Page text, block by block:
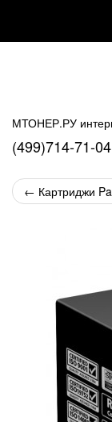
МТОНЕР.РУ
(499)714-71-
← Картриджи